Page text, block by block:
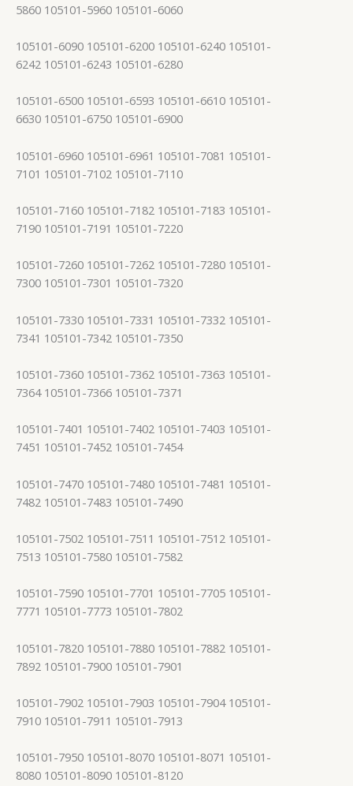
5860 105101-5960 105101-6060
105101-6090 105101-6200 105101-6240 105101-
6242 105101-6243 105101-6280
105101-6500 105101-6593 105101-6610 105101-
6630 105101-6750 105101-6900
105101-6960 105101-6961 105101-7081 105101-
7101 105101-7102 105101-7110
105101-7160 105101-7182 105101-7183 105101-
7190 105101-7191 105101-7220
105101-7260 105101-7262 105101-7280 105101-
7300 105101-7301 105101-7320
105101-7330 105101-7331 105101-7332 105101-
7341 105101-7342 105101-7350
105101-7360 105101-7362 105101-7363 105101-
7364 105101-7366 105101-7371
105101-7401 105101-7402 105101-7403 105101-
7451 105101-7452 105101-7454
105101-7470 105101-7480 105101-7481 105101-
7482 105101-7483 105101-7490
105101-7502 105101-7511 105101-7512 105101-
7513 105101-7580 105101-7582
105101-7590 105101-7701 105101-7705 105101-
7771 105101-7773 105101-7802
105101-7820 105101-7880 105101-7882 105101-
7892 105101-7900 105101-7901
105101-7902 105101-7903 105101-7904 105101-
7910 105101-7911 105101-7913
105101-7950 105101-8070 105101-8071 105101-
8080 105101-8090 105101-8120